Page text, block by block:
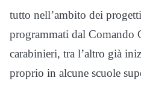
tutto nell’ambito dei
programmati dal Comando
carabinieri, tra l’altro già
proprio in alcune scuole